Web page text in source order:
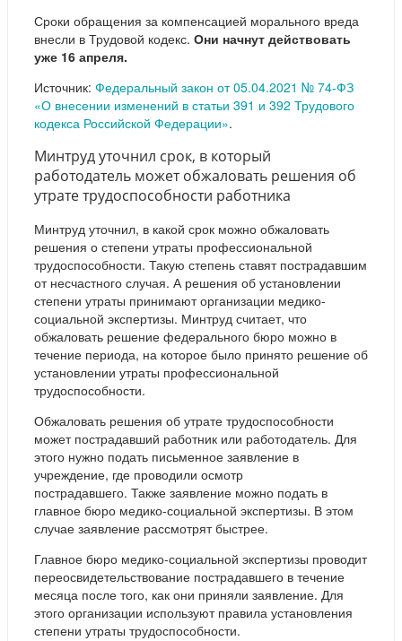
Сроки обращения за компенсацией морального вреда
внесли в Трудовой кодекс. Они начнут действовать
уже 16 апреля.
Источник: Федеральный закон от 05.04.2021 № 74-ФЗ
«О внесении изменений в статьи 391 и 392 Трудового
кодекса Российской Федерации».
Минтруд уточнил срок, в который
работодатель может обжаловать решения об
утрате трудоспособности работника
Минтруд уточнил, в какой срок можно обжаловать
решения о степени утраты профессиональной
трудоспособности. Такую степень ставят пострадавшим
от несчастного случая. А решения об установлении
степени утраты принимают организации медико-
социальной экспертизы. Минтруд считает, что
обжаловать решение федерального бюро можно в
течение периода, на которое было принято решение об
установлении утраты профессиональной
трудоспособности.
Обжаловать решения об утрате трудоспособности
может пострадавший работник или работодатель. Для
этого нужно подать письменное заявление в
учреждение, где проводили осмотр
пострадавшего. Также заявление можно подать в
главное бюро медико-социальной экспертизы. В этом
случае заявление рассмотрят быстрее.
Главное бюро медико-социальной экспертизы проводит
переосвидетельствование пострадавшего в течение
месяца после того, как они приняли заявление. Для
этого организации используют правила установления
степени утраты трудоспособности.